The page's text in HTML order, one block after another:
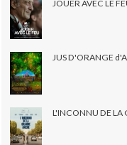
JOUER AVEC LE
JUS D'ORANGE
L'INCONNU DE